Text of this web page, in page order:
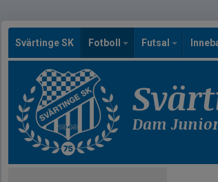
Svärtinge SK Fotboll Futsal
Dam